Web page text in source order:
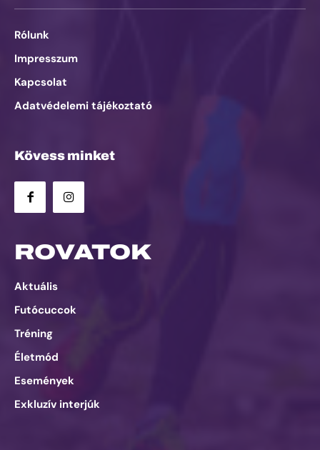
Rólunk
Impresszum
Kapcsolat
Adatvédelemi tájékoztató
Kövess minket
ROVATOK
Aktuális
Futócuccok
Tréning
Életmód
Események
Exkluzív interjúk